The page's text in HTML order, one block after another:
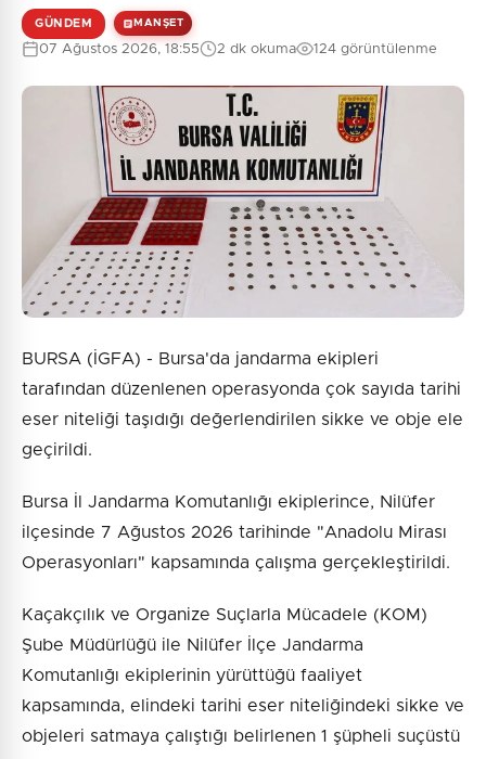
GÜNDEM MANŞET
07 Ağustos 2026, 18:55 2 dk okuma 124 görüntülenme
BURSA (İGFA) - Bursa'da jandarma ekipleri
tarafından düzenlenen operasyonda çok sayıda tarihi
eser niteliği taşıdığı değerlendirilen sikke ve obje ele
geçirildi.
Bursa İl Jandarma Komutanlığı ekiplerince, Nilüfer
ilçesinde 7 Ağustos 2026 tarihinde "Anadolu Mirası
Operasyonları" kapsamında çalışma gerçekleştirildi.
Kaçakçılık ve Organize Suçlarla Mücadele (KOM)
Şube Müdürlüğü ile Nilüfer İlçe Jandarma
Komutanlığı ekiplerinin yürüttüğü faaliyet
kapsamında, elindeki tarihi eser niteliğindeki sikke ve
objeleri satmaya çalıştığı belirlenen 1 şüpheli suçüstü